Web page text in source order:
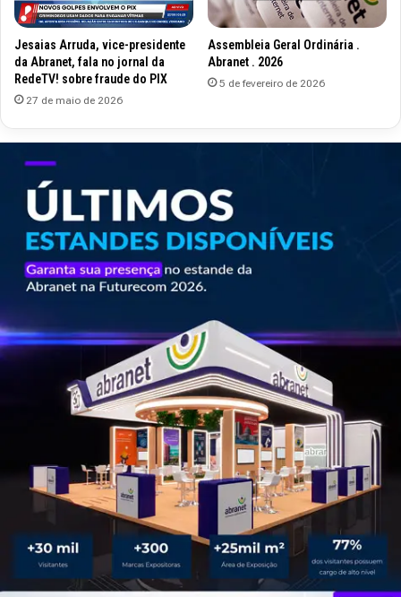
Jesaias Arruda, vice-presidente
da Abranet, fala no jornal da
RedeTV! sobre fraude do PIX
27 de maio de 2026
Assembleia Geral Ordinária .
Abranet . 2026
5 de fevereiro de 2026